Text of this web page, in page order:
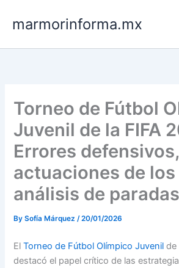
marmorinforma.mx
Torneo de Fútbol
Juvenil de la FIFA
Errores defensivos,
actuaciones de
análisis de
BySofía Márquez/20/01/2026
ElTorneo de Fútbol Olímpico Juvenil de
destacó el papel crítico de las